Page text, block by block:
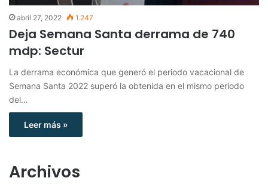
abril 27, 2022 1.247
Deja Semana Santa derrama de 740
mdp: Sectur
La derrama económica que generó el periodo vacacional de
Semana Santa 2022 superó la obtenida en el mismo periodo
del…
Leer más »
Archivos